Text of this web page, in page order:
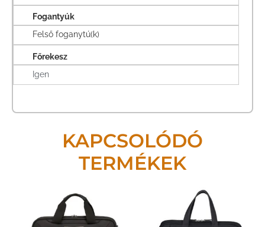
Fogantyúk
Felső foganytú(k)
Főrekesz
Igen
KAPCSOLÓDÓ
TERMÉKEK